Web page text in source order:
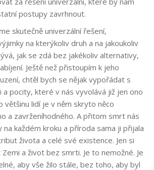
postupy zavrhnout.
skutečně univerzální řešení,
na kterýkoliv druh a na jakoukoliv
jak se zdá bez jakékoliv alternativy,
Ještě než přistoupím k jeho
chtěl bych se nějak vypořádat s
a pocity, které v nás vyvolává již jen ono
většinu lidí je v něm skryto něco
a zavrženíhodného. A přitom smrt nás
každém kroku a příroda sama ji přijala
života a celé své existence. Jen si
a život bez smrti. Je to nemožné. Je
aby vše žilo stále, bez toho, aby byl